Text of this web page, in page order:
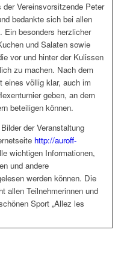
Vereinsvorsitzende Peter
bedankte sich bei allen
Ein besonders herzlicher
und Salaten sowie
vor und hinter der Kulissen
zu machen. Nach dem
eines völlig klar, auch im
geben, an dem
beteiligen können.
der Veranstaltung
http://auroff-
wichtigen Informationen,
und andere
werden können. Die
allen Teilnehmerinnen und
Sport „Allez les